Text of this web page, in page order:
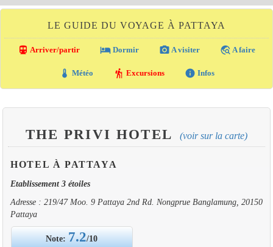
LE GUIDE DU VOYAGE À PATTAYA
directions_transit Arriver/partir local_hotel Dormir photo_camera A visiter travel_explore A faire
thermostat Météo hiking Excursions info Infos
THE PRIVI HOTEL (voir sur la carte)
HOTEL À PATTAYA
Etablissement 3 étoiles
Adresse : 219/47 Moo. 9 Pattaya 2nd Rd. Nongprue Banglamung, 20150
Pattaya
Note: 7.2/10